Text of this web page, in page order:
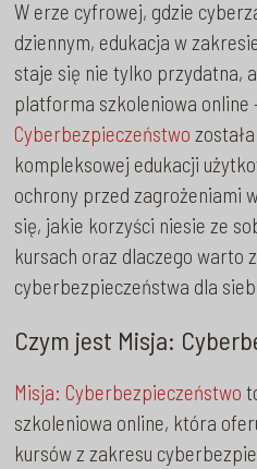
W erze cyfrowej, gdzie
dziennym, edukacja w
staje się nie tylko przydatna,
platforma szkoleniowa online
Cyberbezpieczeństwo
kompleksowej edukacji
ochrony przed zagrożeniami
się, jakie korzyści niesie ze
kursach oraz dlaczego warto
cyberbezpieczeństwa dla
Czym jest Misja:
Misja: Cyberbezpieczeństwo
szkoleniowa online, która
kursów z zakresu